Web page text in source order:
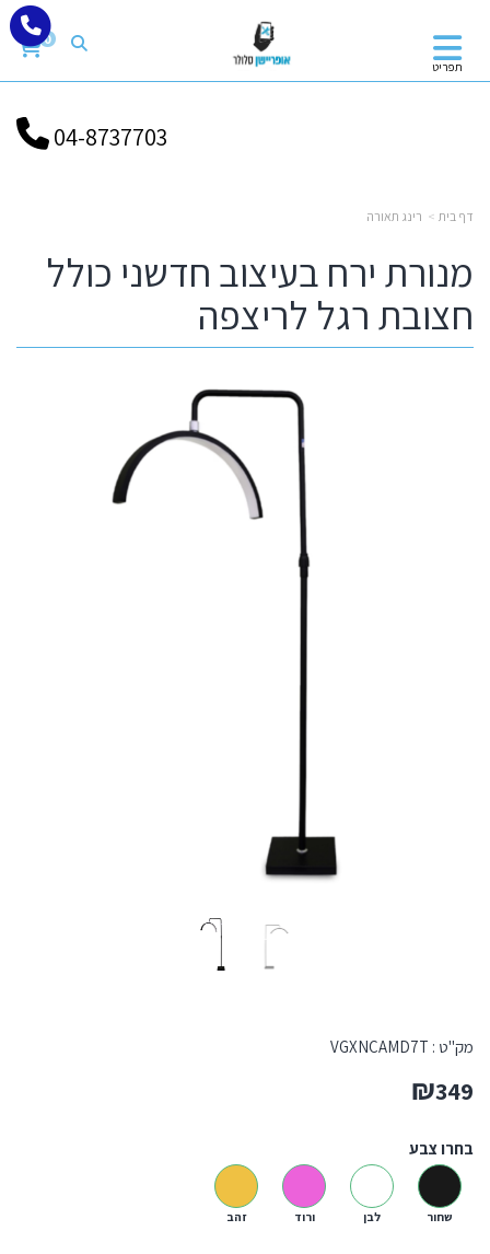
תפריט
0
04-8737703
דף בית רינג תאורה
מנורת ירח בעיצוב חדשני כולל
חצובת רגל לריצפה
מק"ט : VGXNCAMD7T
₪349
בחרו צבע
שחור לבן ורוד זהב